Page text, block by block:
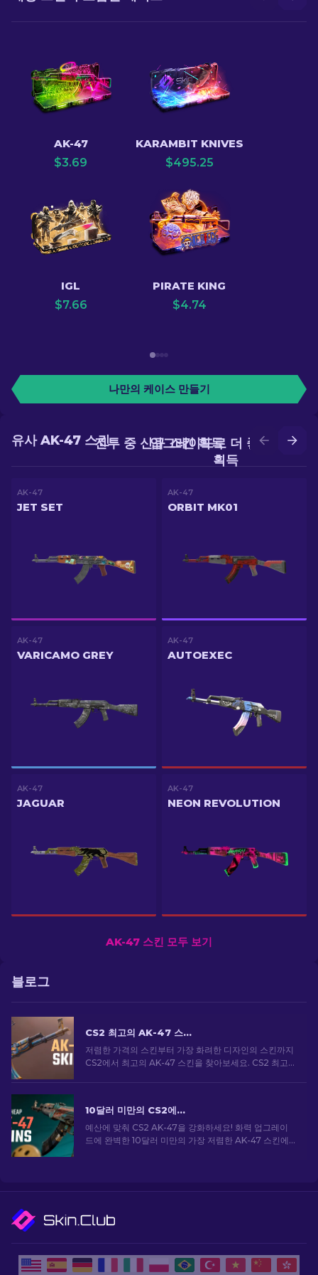
AK-47
$3.69
KARAMBIT KNIVES
$495.25
IGL
$7.66
PIRATE KING
$4.74
나만의 케이스 만들기
업그레이드로 더 좋은 스킨
획득
전투 중 신규 스킨 획득
유사 AK-47 스킨
AK-47
JET SET
AK-47
ORBIT MK01
AK-47
VARICAMO GREY
AK-47
AUTOEXEC
AK-47
JAGUAR
AK-47
NEON REVOLUTION
AK-47 스킨 모두 보기
블로그
CS2 최고의 AK-47 스킨: 저렴한 옵션부터 비싼 옵션까지
저렴한 가격의 스킨부터 가장 화려한 디자인의 스킨까지
CS2에서 최고의 AK-47 스킨을 찾아보세요. CS2 최고
10달러 미만의 CS2에서 가장 저렴한 AK-47 스킨
예산에 맞춰 CS2 AK-47을 강화하세요! 화력 업그레이
드에 완벽한 10달러 미만의 가장 저렴한 AK-47 스킨에